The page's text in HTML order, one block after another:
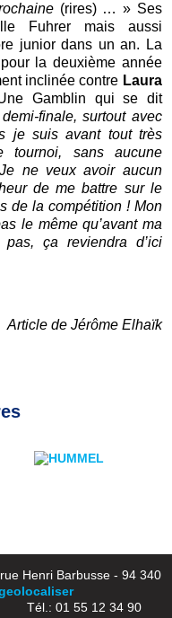
(rires) … » Ses
Fuhrer mais aussi
junior dans un an. La
la deuxième année
inclinée contre Laura
Gamblin qui se dit
finale, surtout avec
je suis avant tout très
tournoi, sans aucune
ne veux avoir aucun
de me battre sur le
de la compétition ! Mon
le même qu’avant ma
ça reviendra d’ici
Article de Jérôme Elhaïk
Henri Barbusse - 94 340
01 55 12 34 90